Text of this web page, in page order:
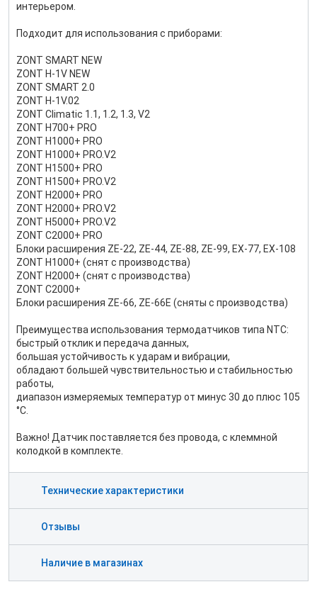
интерьером.
Подходит для использования с приборами:
ZONT SMART NEW
ZONT H-1V NEW
ZONT SMART 2.0
ZONT H-1V.02
ZONT Climatic 1.1, 1.2, 1.3, V2
ZONT H700+ PRO
ZONT H1000+ PRO
ZONT H1000+ PRO.V2
ZONT H1500+ PRO
ZONT H1500+ PRO.V2
ZONT H2000+ PRO
ZONT H2000+ PRO.V2
ZONT H5000+ PRO.V2
ZONT C2000+ PRO
Блоки расширения ZE-22, ZE-44, ZE-88, ZE-99, EX-77, EX-108
ZONT H1000+ (снят с производства)
ZONT H2000+ (снят с производства)
ZONT C2000+
Блоки расширения ZE-66, ZE-66E (сняты с производства)
Преимущества использования термодатчиков типа NTC:
быстрый отклик и передача данных,
большая устойчивость к ударам и вибрации,
обладают большей чувствительностью и стабильностью
работы,
диапазон измеряемых температур от минус 30 до плюс 105
°C.
Важно! Датчик поставляется без провода, с клеммной
колодкой в комплекте.
Технические характеристики
Отзывы
Наличие в магазинах